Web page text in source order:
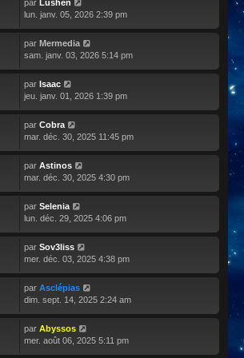
par Lushen
lun. janv. 05, 2026 2:39 pm
par Mermedia
sam. janv. 03, 2026 5:14 pm
par Isaac
jeu. janv. 01, 2026 1:39 pm
par Cobra
mar. déc. 30, 2025 11:45 pm
par Astinos
mar. déc. 30, 2025 4:30 pm
par Selenia
lun. déc. 29, 2025 4:06 pm
par Sov3liss
mer. déc. 03, 2025 4:38 pm
par Asclépias
dim. sept. 14, 2025 2:24 am
par Abyssos
mer. août 06, 2025 5:11 pm